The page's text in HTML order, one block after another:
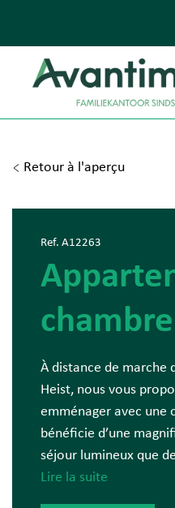
Retour à l'aperçu
Ref. A12263
À distance de marche
Heist, nous vous
emménager avec une
bénéficie d’une
séjour lumineux que
Lire la suite